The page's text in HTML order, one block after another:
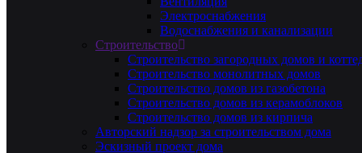
Электроснабжения
Водоснабжения и канализации
Строительство
Строительство загородных домов и
Строительство монолитных домов
Строительство домов из газобетона
Строительство домов из керамоблоков
Строительство домов из кирпича
Авторский надзор за строительством дома
Эскизный проект дома